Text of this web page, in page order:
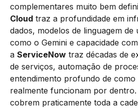
complementares muito bem
Cloud traz a profundidade em
dados, modelos de linguagem de
como o Gemini e capacidade
a ServiceNow traz décadas de
de serviços, automação de
entendimento profundo de como
realmente funcionam por
cobrem praticamente toda a